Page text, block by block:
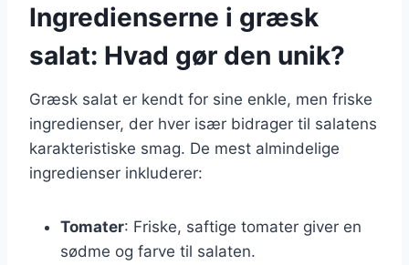
Ingredienserne i græsk
salat: Hvad gør den unik?
Græsk salat er kendt for sine enkle, men friske
ingredienser, der hver især bidrager til salatens
karakteristiske smag. De mest almindelige
ingredienser inkluderer:
Tomater: Friske, saftige tomater giver en
sødme og farve til salaten.